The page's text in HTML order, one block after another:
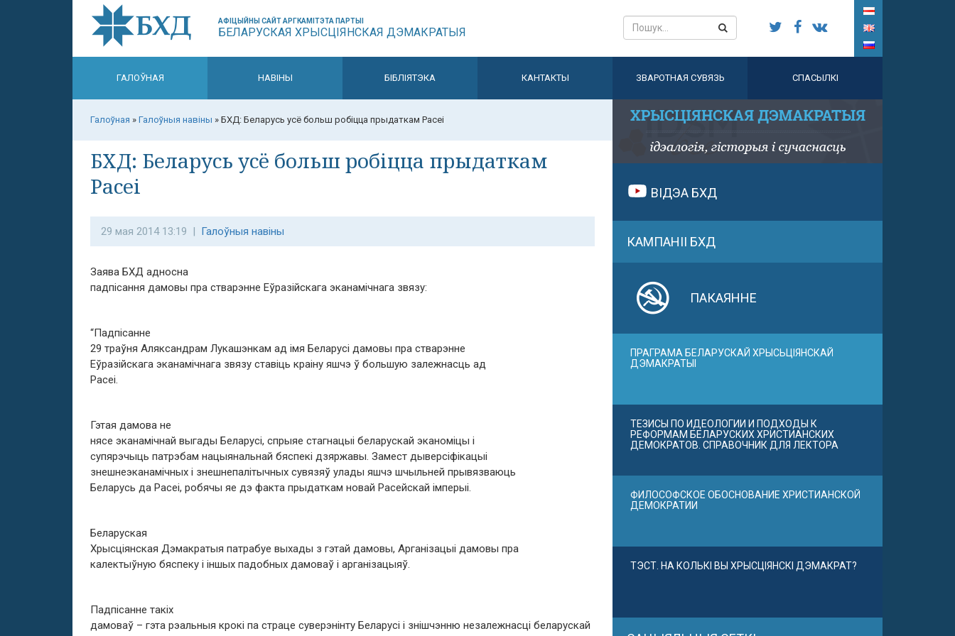
АФІЦЫЙНЫ САЙТ АРГКАМІТЭТА ПАРТЫІ
БЕЛАРУСКАЯ ХРЫСЦІЯНСКАЯ ДЭМАКРАТЫЯ
ГАЛОЎНАЯ НАВІНЫ БІБЛІЯТЭКА КАНТАКТЫ ЗВАРОТНАЯ СУВЯЗЬ СПАСЫЛКІ
Галоўная » Галоўныя навіны » БХД: Беларусь усё больш робіцца прыдаткам Расеі
БХД: Беларусь усё больш робіцца прыдаткам
Расеі
29 мая 2014 13:19 | Галоўныя навіны
Заява БХД адносна
падпісання дамовы пра стварэнне Еўразійскага эканамічнага звязу:
“Падпісанне
29 траўня Аляксандрам Лукашэнкам ад імя Беларусі дамовы пра стварэнне
Еўразійскага эканамічнага звязу ставіць краіну яшчэ ў большую залежнасць ад
Расеі.
Гэтая дамова не
нясе эканамічнай выгады Беларусі, спрыяе стагнацыі беларускай эканоміцы і
супярэчыць патрэбам нацыянальнай бяспекі дзяржавы. Замест дыверсіфікацыі
знешнеэканамічных і знешнепалітычных сувязяў улады яшчэ шчыльней прывязваюць
Беларусь да Расеі, робячы яе дэ факта прыдаткам новай Расейскай імперыі.
Беларуская
Хрысціянская Дэмакратыя патрабуе выхады з гэтай дамовы, Арганізацыі дамовы пра
калектыўную бяспеку і іншых падобных дамоваў і арганізацыяў.
Падпісанне такіх
дамоваў – гэта рэальныя крокі па страце суверэнінту Беларусі і знішчэнню незалежнасці беларускай
ВІДЭА БХД
КАМПАНІІ БХД
ПАКАЯННЕ
ПРАГРАМА БЕЛАРУСКАЙ ХРЫСЬЦІЯНСКАЙ
ДЭМАКРАТЫІ
ТЕЗИСЫ ПО ИДЕОЛОГИИ И ПОДХОДЫ К
РЕФОРМАМ БЕЛАРУСКИХ ХРИСТИАНСКИХ
ДЕМОКРАТОВ. СПРАВОЧНИК ДЛЯ ЛЕКТОРА
ФИЛОСОФСКОЕ ОБОСНОВАНИЕ ХРИСТИАНСКОЙ
ДЕМОКРАТИИ
ТЭСТ. НА КОЛЬКІ ВЫ ХРЫСЦІЯНСКІ ДЭМАКРАТ?